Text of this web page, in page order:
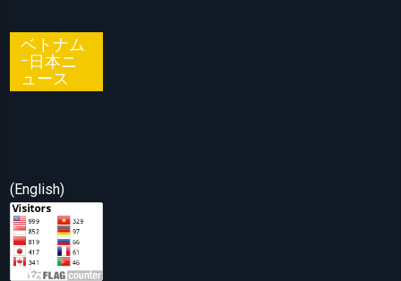
ベトナム
ｰ日本ニ
ュース
(English)